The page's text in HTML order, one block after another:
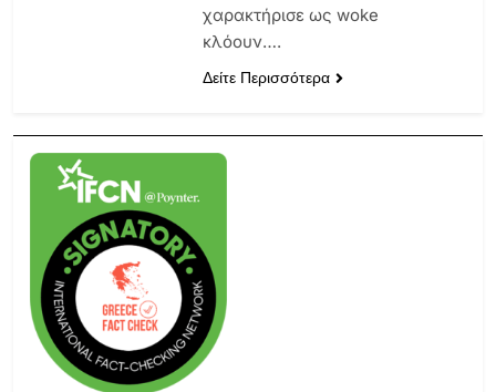
χαρακτήρισε ως woke
κλόουν….
Δείτε Περισσότερα